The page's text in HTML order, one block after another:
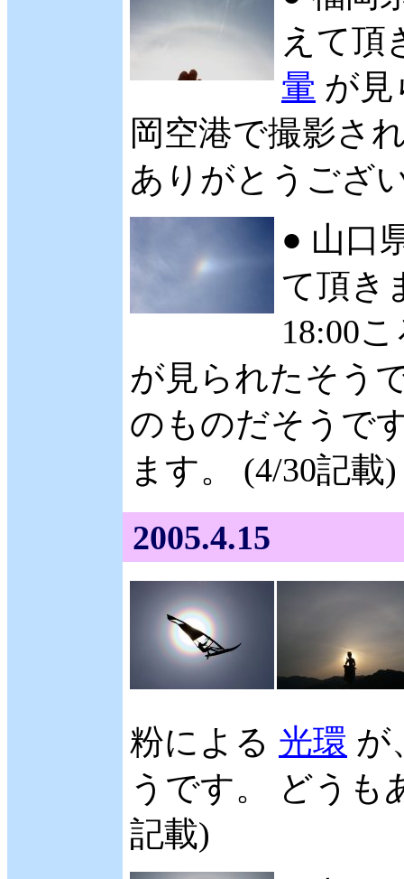
えて頂
暈 が
岡空港で撮影さ
ありがとうござ
● 山口
て頂き
18:00
が見られたそう
のものだそうで
ます。 (4/30記載)
2005.4.15
粉による 光環 が
うです。 どうも
記載)